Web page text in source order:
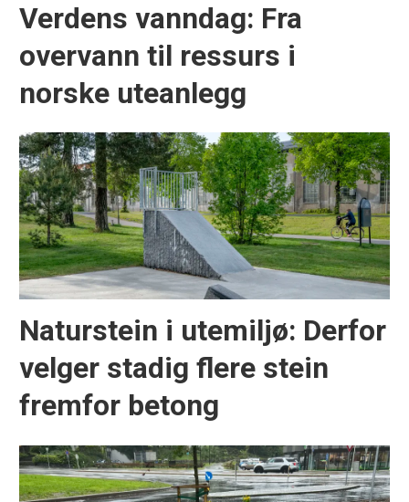
Verdens vanndag: Fra
overvann til ressurs i
norske uteanlegg
Naturstein i utemiljø: Derfor
velger stadig flere stein
fremfor betong